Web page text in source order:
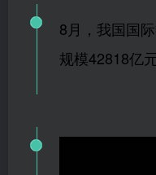
8月，我国国
规模42818亿